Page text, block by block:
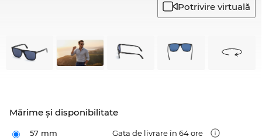
Potrivire virtuală
Mărime şi disponibilitate
57 mm Gata de livrare în 64 ore